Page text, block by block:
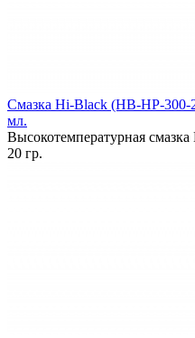
Смазка Hi-Black (HB-HP-
мл.
Высокотемпературная смазка
20 гр.